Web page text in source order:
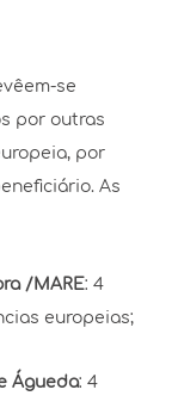
se
por outras
por
As
/MARE: 4
europeias;
Águeda: 4